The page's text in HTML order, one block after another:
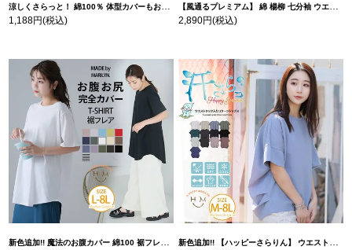
涼しくさらっと！ 綿100％ 体型カバーもお洒落も叶える 風合いコットン ゆるシルエット ドルマン | 大きいサイズの通販ならハッピーマリリン
1,188円(税込)
【風通るプレミアム】 綿 楊柳 七分袖 ウエストギャザー ブラウス | 大きいサイズの通販ならハッピーマリリン
2,890円(税込)
新色追加!! 魔法のお腹カバー 綿100 裾フレア Tシャツ | 大きいサイズの通販ならハッピーマリリン 新色追加!! 【ハッピーさらりん】 ウエストタック入り スッキリ魅せ コクーントップス | 大きいサイズの通販ならハッピーマリリン